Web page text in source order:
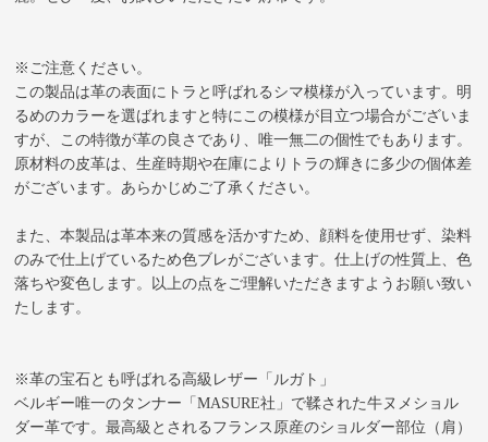
※ご注意ください。
この製品は革の表面にトラと呼ばれるシマ模様が入っています。明
るめのカラーを選ばれますと特にこの模様が目立つ場合がございま
すが、この特徴が革の良さであり、唯一無二の個性でもあります。
原材料の皮革は、生産時期や在庫によりトラの輝きに多少の個体差
がございます。あらかじめご了承ください。
また、本製品は革本来の質感を活かすため、顔料を使用せず、染料
のみで仕上げているため色ブレがございます。仕上げの性質上、色
落ちや変色します。以上の点をご理解いただきますようお願い致い
たします。
※革の宝石とも呼ばれる高級レザー「ルガト」
ベルギー唯一のタンナー「MASURE社」で鞣された牛ヌメショル
ダー革です。最高級とされるフランス原産のショルダー部位（肩）